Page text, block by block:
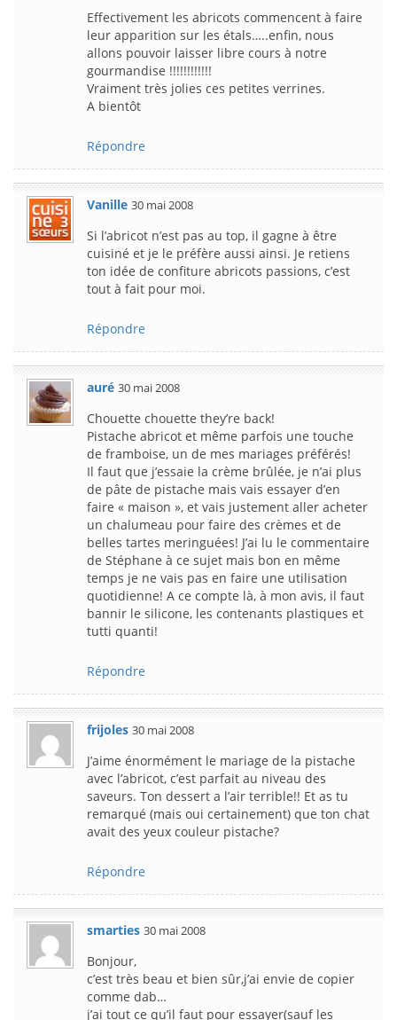
Effectivement les abricots commencent à faire
leur apparition sur les étals…..enfin, nous
allons pouvoir laisser libre cours à notre
gourmandise !!!!!!!!!!!!
Vraiment très jolies ces petites verrines.
A bientôt
Répondre
Vanille 30 mai 2008
Si l’abricot n’est pas au top, il gagne à être
cuisiné et je le préfère aussi ainsi. Je retiens
ton idée de confiture abricots passions, c’est
tout à fait pour moi.
Répondre
auré 30 mai 2008
Chouette chouette they’re back!
Pistache abricot et même parfois une touche
de framboise, un de mes mariages préférés!
Il faut que j’essaie la crème brûlée, je n’ai plus
de pâte de pistache mais vais essayer d’en
faire « maison », et vais justement aller acheter
un chalumeau pour faire des crèmes et de
belles tartes meringuées! J’ai lu le commentaire
de Stéphane à ce sujet mais bon en même
temps je ne vais pas en faire une utilisation
quotidienne! A ce compte là, à mon avis, il faut
bannir le silicone, les contenants plastiques et
tutti quanti!
Répondre
frijoles 30 mai 2008
J’aime énormément le mariage de la pistache
avec l’abricot, c’est parfait au niveau des
saveurs. Ton dessert a l’air terrible!! Et as tu
remarqué (mais oui certainement) que ton chat
avait des yeux couleur pistache?
Répondre
smarties 30 mai 2008
Bonjour,
c’est très beau et bien sûr,j’ai envie de copier
comme dab…
j’ai tout ce qu’il faut pour essayer(sauf les